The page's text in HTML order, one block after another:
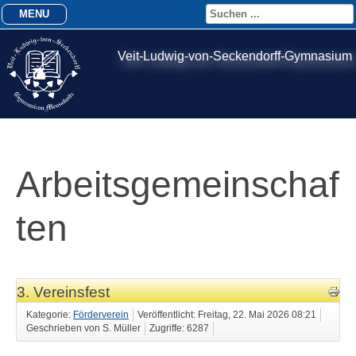
Veit-Ludwig-von-Seckendorff-Gymnasium
MENU
Arbeitsgemeinschaf
ten
3. Vereinsfest
Kategorie: Förderverein
Veröffentlicht: Freitag, 22. Mai 2026 08:21
Geschrieben von S. Müller
Zugriffe: 6287